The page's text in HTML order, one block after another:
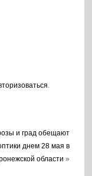
.
и град обещают
днем 28 мая в
области »